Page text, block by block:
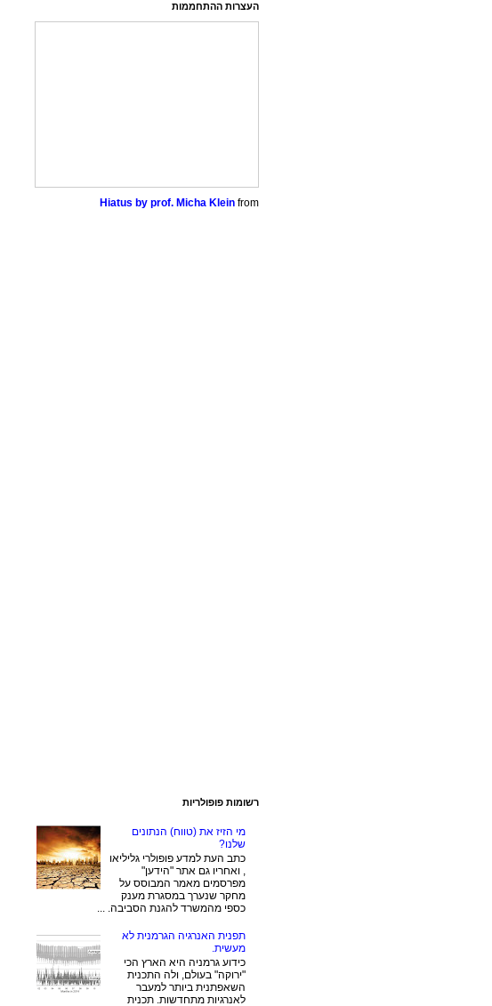
העצרות ההתחממות
Hiatus by prof. Micha Klein from
רשומות פופולריות
מי הזיז את (טווח) הנתונים
שלנו?
כתב העת למדע פופולרי גליליאו
, ואחריו גם אתר "הידען"
מפרסמים מאמר המבוסס על
מחקר שנערך במסגרת מענק
כספי מהמשרד להגנת הסביבה. ...
תפנית האנרגיה הגרמנית לא
מעשית.
כידוע גרמניה היא הארץ הכי
"ירוקה" בעולם, ולה התכנית
השאפתנית ביותר למעבר
לאנרגיות מתחדשות. תכנית